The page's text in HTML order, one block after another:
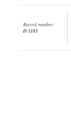
Record number:
D 1183